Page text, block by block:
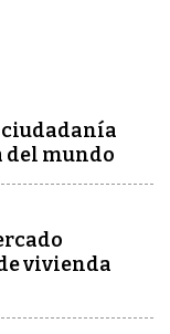
ciudadanía
del mundo
vivienda